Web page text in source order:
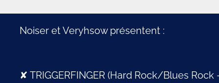
Noiser et Veryhsow présentent :
✘ TRIGGERFINGER (Hard Rock/Blues Rock